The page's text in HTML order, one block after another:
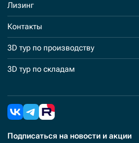
Лизинг
Контакты
3D тур по производству
3D тур по складам
Подписаться на новости и акции